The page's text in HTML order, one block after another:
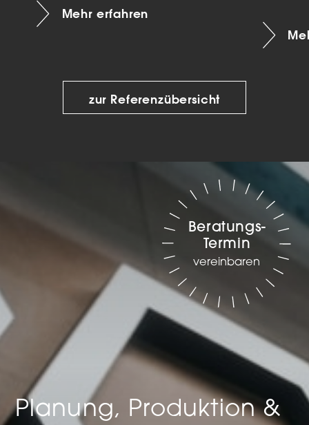
Mehr erfahren
zur Referenzübersicht
Planung, Produktion &
Beratungs-
Termin
vereinbaren